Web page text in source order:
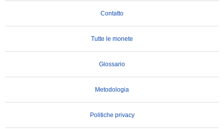
Contatto
Tutte le monete
Glossario
Metodologia
Politiche privacy